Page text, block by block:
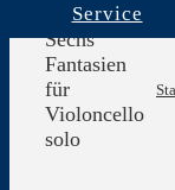
Service
Sechs
Fantasien
für
Violoncello
solo